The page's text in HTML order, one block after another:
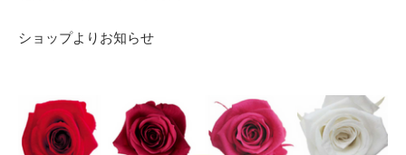
ショップよりお知らせ